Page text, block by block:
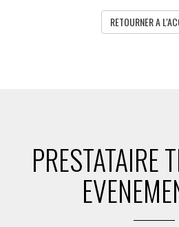
RETOURNER A
PRESTATAIRE